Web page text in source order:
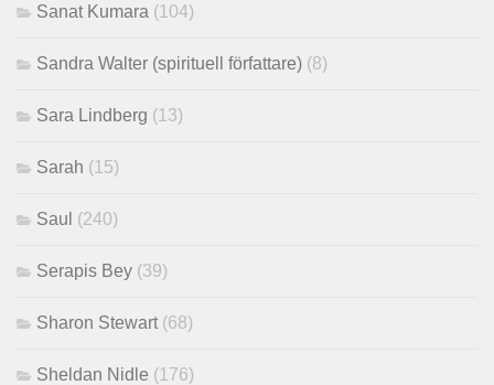
Sanat Kumara (104)
Sandra Walter (spirituell författare) (8)
Sara Lindberg (13)
Sarah (15)
Saul (240)
Serapis Bey (39)
Sharon Stewart (68)
Sheldan Nidle (176)